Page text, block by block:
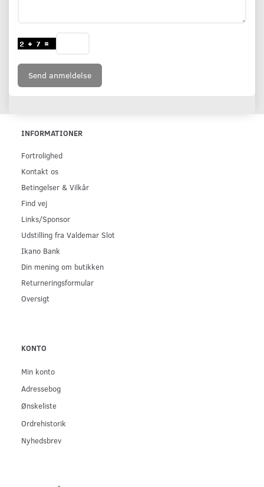
Send anmeldelse
INFORMATIONER
Fortrolighed
Kontakt os
Betingelser & Vilkår
Find vej
Links/Sponsor
Udstilling fra Valdemar Slot
Ikano Bank
Din mening om butikken
Returneringsformular
Oversigt
KONTO
Min konto
Adressebog
Ønskeliste
Ordrehistorik
Nyhedsbrev